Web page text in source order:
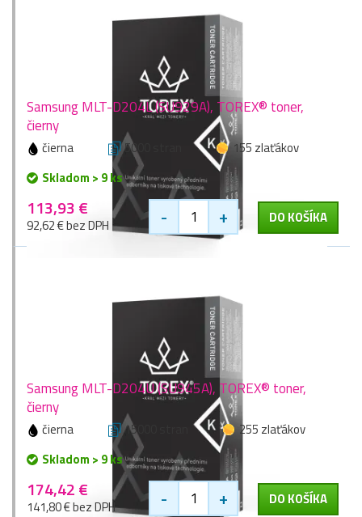
Samsung MLT-D204L (SU929A), TOREX® toner,
čierny
čierna 5000 stran
155 zlaťákov
Skladom > 9 ks
113,93 €
92,62 € bez DPH - + DO KOŠÍKA
Samsung MLT-D204U (SU945A), TOREX® toner,
čierny
čierna 15000 stran
255 zlaťákov
Skladom > 9 ks
174,42 €
141,80 € bez DPH - + DO KOŠÍKA